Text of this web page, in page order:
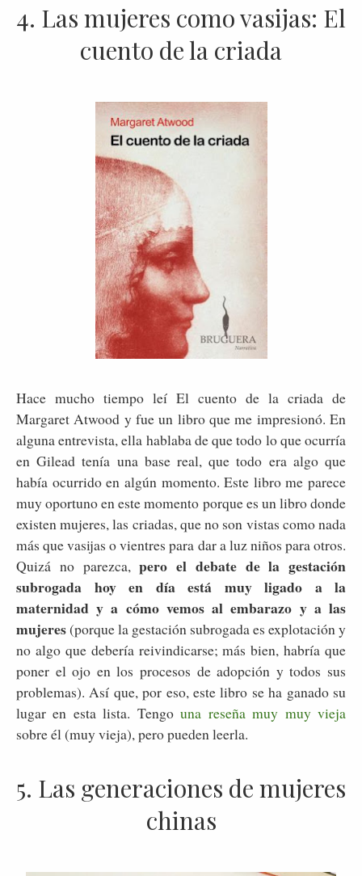
4. Las mujeres como vasijas: El
cuento de la criada
Hace mucho tiempo leí El cuento de la criada de
Margaret Atwood y fue un libro que me impresionó. En
alguna entrevista, ella hablaba de que todo lo que ocurría
en Gilead tenía una base real, que todo era algo que
había ocurrido en algún momento. Este libro me parece
muy oportuno en este momento porque es un libro donde
existen mujeres, las criadas, que no son vistas como nada
más que vasijas o vientres para dar a luz niños para otros.
Quizá no parezca,pero el debate de la gestación
subrogada hoy en día está muy ligado a la
maternidad y a cómo vemos al embarazo y a las
mujeres(porque la gestación subrogada es explotación y
no algo que debería reivindicarse; más bien, habría que
poner el ojo en los procesos de adopción y todos sus
problemas). Así que, por eso, este libro se ha ganado su
lugar en esta lista. Tengouna reseña muy muy vieja
sobre él (muy vieja), pero pueden leerla.
5. Las generaciones de mujeres
chinas